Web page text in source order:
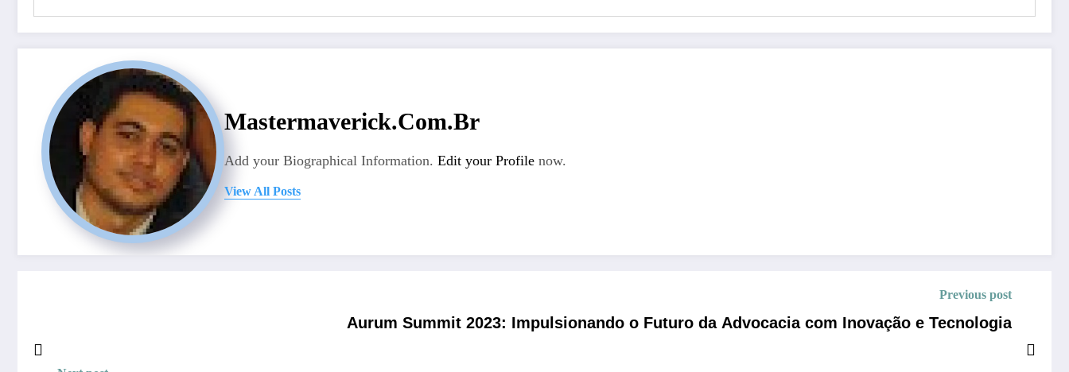
Mastermaverick.com.br
Add your Biographical Information. Edit your Profile now.
View All Posts
Previous post
Aurum Summit 2023: Impulsionando o Futuro da Advocacia com Inovação e Tecnologia